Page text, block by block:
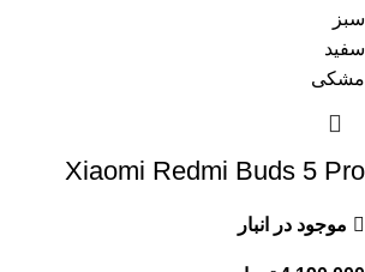
سبز
سفید
مشکی
Xiaomi Redmi Buds 5 Pro
موجود در انبار